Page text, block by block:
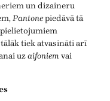
un dizaineru
Pantonepiedāvā tā
tiek atvasināti arī
uzaifoniemvai